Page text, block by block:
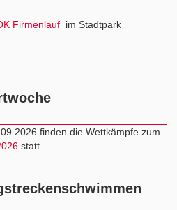
Firmenlauf im Stadtpark
finden die Wettkämpfe zum
statt.